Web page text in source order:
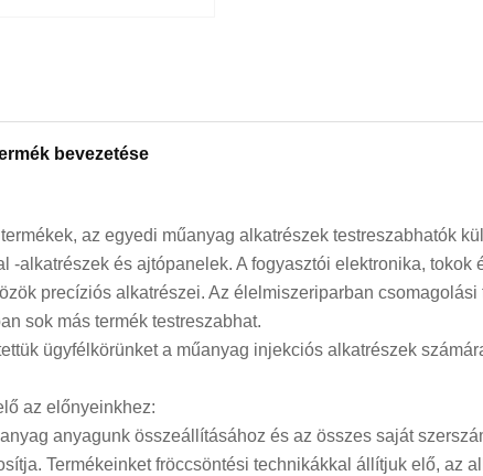
bevezetése
az egyedi műanyag alkatrészek testreszabhatók
-alkatrészek és ajtópanelek. A fogyasztói elektronika, tokok
precíziós alkatrészei. Az élelmiszeriparban
sok más termék testreszabhat.
ügyfélkörünket a műanyag injekciós alkatrészek
az előnyeinkhez:
anyagunk összeállításához és az összes saját
Termékeinket fröccsöntési technikákkal állítjuk elő, az